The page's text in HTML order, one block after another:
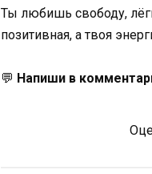
Ты любишь свободу,
позитивная, а твоя
💬 Напиши в